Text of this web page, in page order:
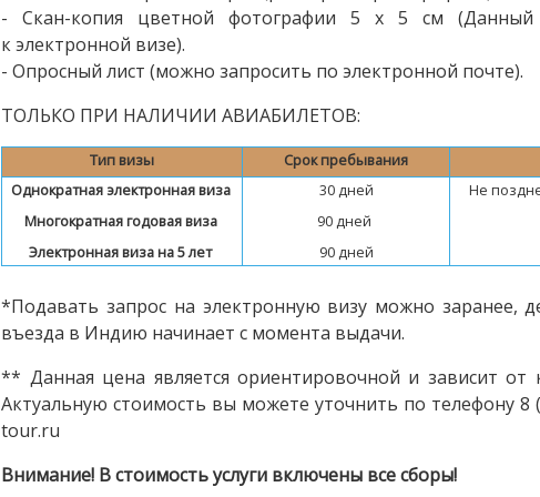
- Скан-копия цветной фотографии 5 х 5 см (Данный
к электронной визе).
- Опросный лист (можно запросить по электронной почте).
ТОЛЬКО ПРИ НАЛИЧИИ АВИАБИЛЕТОВ:
Тип визы
Срок пребывания
Однократная электронная виза
Многократная годовая виза
Электронная виза на 5 лет
30 дней
90 дней
90 дней
Не
*Подавать запрос на электронную визу можно заранее,
въезда в Индию начинает с момента выдачи.
** Данная цена является ориентировочной и зависит от
Актуальную стоимость вы можете уточнить по телефону 8
tour.ru
Внимание! В стоимость услуги включены все сборы!